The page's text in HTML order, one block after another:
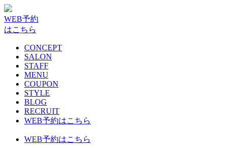
WEB予約
はこちら
CONCEPT
SALON
STAFF
MENU
COUPON
STYLE
BLOG
RECRUIT
WEB予約はこちら
WEB予約はこちら